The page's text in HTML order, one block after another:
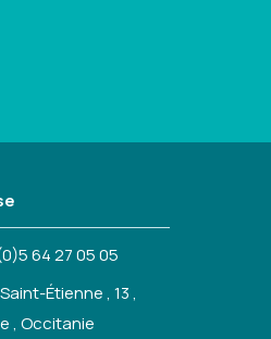
64 27 05 05
Étienne , 13 ,
, Occitanie